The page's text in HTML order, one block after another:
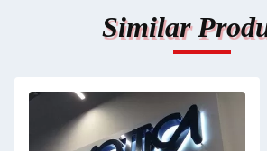
Similar